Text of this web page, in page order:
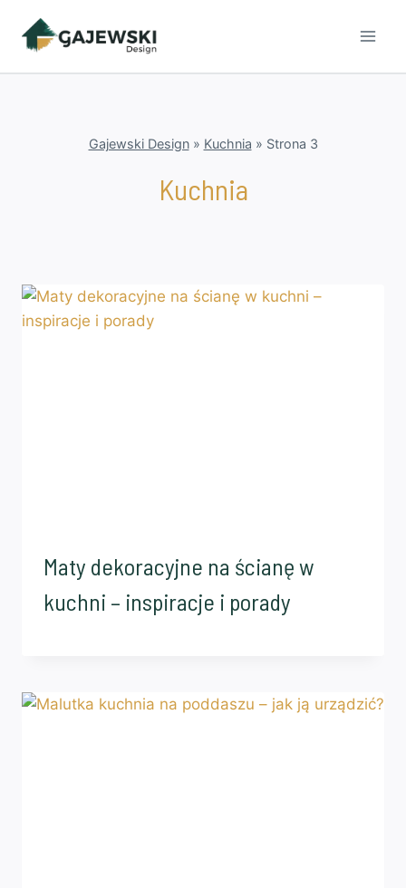
Gajewski Design» Kuchnia » Strona 3
Kuchnia
Maty dekoracyjne na ścianę w
kuchni – inspiracje i porady